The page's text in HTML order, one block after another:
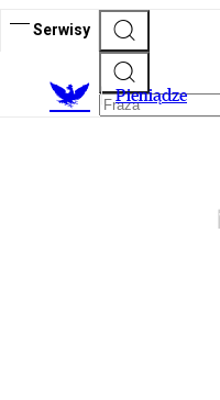
Serwisy
Pieniądze